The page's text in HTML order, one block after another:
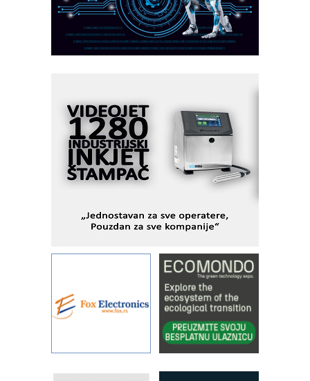
CTO - Prilagodite svoju toplinsku
obradu!
Razvoj asortimanskog pravca MINI-
PLC AKYTEC
MOTOMAN – NEXT-Robotika vođena
veštačkom inteligencijom
I.SAFE MOBILE revolucioniše
industrijsku automatizaciju
pionirskimmobile operator PANEL-OM
Fleksibilno stezanje i brzo
KIP KOP – napredna rešenja za
savremene industrijske i logističke
Alba d.o.o. – 35 godina preciznosti u
metrologiji i pametnim dozirnim
rešenjima
IBeRTIM - oprema za ispitivanje
STAUFF – Komponente koje
sistema